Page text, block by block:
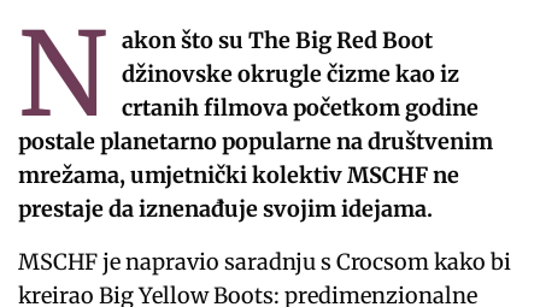
N akon što su The Big Red Boot
džinovske okrugle čizme kao iz
crtanih filmova početkom godine
postale planetarno popularne na društvenim
mrežama, umjetnički kolektiv MSCHF ne
prestaje da iznenađuje svojim idejama.
MSCHF je napravio saradnju s Crocsom kako bi
kreirao Big Yellow Boots: predimenzionalne